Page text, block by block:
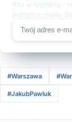
Raz w tygodniu -
jednym e-mailu.
#Warszawa
#JakubPawluk